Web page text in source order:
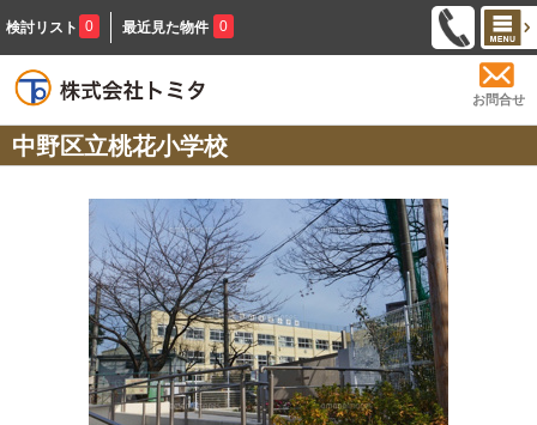
検討リスト 0 最近見た物件 0
お問合せ
中野区立桃花小学校